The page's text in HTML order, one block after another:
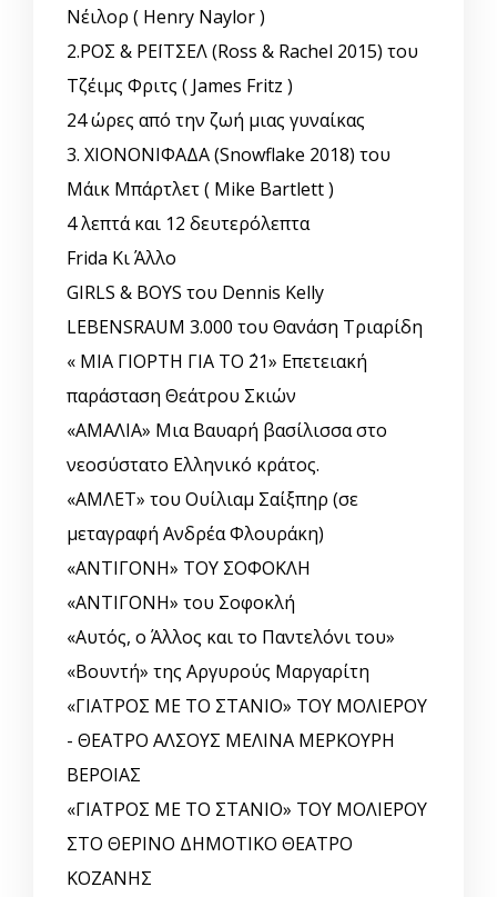
Νέιλορ ( Henry Naylor )
2.ΡΟΣ & ΡΕΪΤΣΕΛ (Ross & Rachel 2015) του
Τζέιμς Φριτς ( James Fritz )
24 ώρες από την ζωή μιας γυναίκας
3. ΧΙΟΝΟΝΙΦΑΔΑ (Snowflake 2018) του
Μάικ Μπάρτλετ ( Mike Bartlett )
4 λεπτά και 12 δευτερόλεπτα
Frida Κι Άλλο
GIRLS & BOYS του Dennis Kelly
LEBENSRAUM 3.000 του Θανάση Τριαρίδη
« ΜΙΑ ΓΙΟΡΤΗ ΓΙΑ ΤΟ ΄21» Επετειακή
παράσταση Θεάτρου Σκιών
«ΑΜΑΛΙΑ» Μια Βαυαρή βασίλισσα στο
νεοσύστατο Ελληνικό κράτος.
«ΑΜΛΕΤ» του Ουίλιαμ Σαίξπηρ (σε
μεταγραφή Ανδρέα Φλουράκη)
«ΑΝΤΙΓΟΝΗ» ΤΟΥ ΣΟΦΟΚΛΗ
«ΑΝΤΙΓΟΝΗ» του Σοφοκλή
«Αυτός, o Άλλος και το Παντελόνι του»
«Βουντή» της Αργυρούς Μαργαρίτη
«ΓΙΑΤΡΟΣ ΜΕ ΤΟ ΣΤΑΝΙΟ» ΤΟΥ ΜΟΛΙΕΡΟΥ
- ΘΕΑΤΡΟ ΑΛΣΟΥΣ ΜΕΛΙΝΑ ΜΕΡΚΟΥΡΗ
ΒΕΡΟΙΑΣ
«ΓΙΑΤΡΟΣ ΜΕ ΤΟ ΣΤΑΝΙΟ» ΤΟΥ ΜΟΛΙΕΡΟΥ
ΣΤΟ ΘΕΡΙΝΟ ΔΗΜΟΤΙΚΟ ΘΕΑΤΡΟ
ΚΟΖΑΝΗΣ